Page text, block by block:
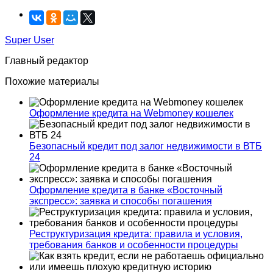
Super User
Главный редактор
Похожие материалы
Оформление кредита на Webmoney кошелек
Безопасный кредит под залог недвижимости в ВТБ
24
Оформление кредита в банке «Восточный
экспресс»: заявка и способы погашения
Реструктуризация кредита: правила и условия,
требования банков и особенности процедуры